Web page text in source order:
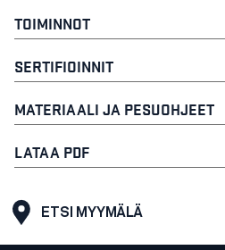
TOIMINNOT
SERTIFIOINNIT
MATERIAALI JA PESUOHJEET
LATAA PDF
ETSI MYYMÄLÄ